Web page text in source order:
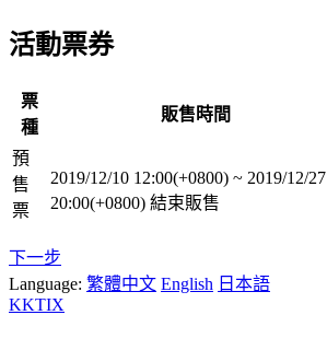
活動票券
票
種
販售時間
預
售
票
2019/12/10 12:00(+0800) ~ 2019/12/27
20:00(+0800) 結束販售
下一步
Language: 繁體中文 English 日本語
KKTIX